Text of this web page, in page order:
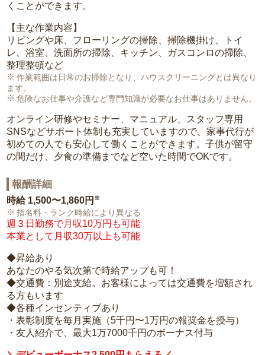
くことができます。
【主な作業内容】
リビングや床、フローリングの掃除、掃除機掛け、トイ
レ、浴室、洗面所の掃除、キッチン、ガスコンロの掃除、
整理整頓など
作業範囲は日常のお掃除となり、ハウスクリーニングとは異なり
ます。
危険なお仕事や介護など専門知識が必要なお仕事はありません。
オンライン研修やセミナー、マニュアル、スタッフ専用
SNSなどサポート体制も充実していますので、家事代行が
初めての人でも安心して働くことができます。子供が留守
の間だけ、夕食の準備までなど空いた時間でOKです。
報酬詳細
時給 1,500〜1,860円 ※
指名料・ランク時給により異なる
週３日勤務で月収10万円も可能
本業として月収30万以上も可能
◆昇給あり
あなたのやる気次第で時給アップも可！
◆交通費：別途支給。お客様によっては交通費を増額され
る方もいます
◆各種インセンティブあり
・表彰制度を毎月実施（5千円〜1万円の報奨金を授与）
・友人紹介で、最大1万7000千円のボーナス付与